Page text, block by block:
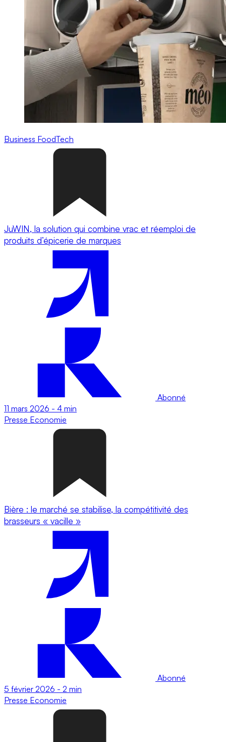
Business FoodTech
JuWIN, la solution qui combine vrac et réemploi de
produits d’épicerie de marques
Abonné
11 mars 2026 - 4 min
Presse Economie
Bière : le marché se stabilise, la compétitivité des
brasseurs « vacille »
Abonné
5 février 2026 - 2 min
Presse Economie